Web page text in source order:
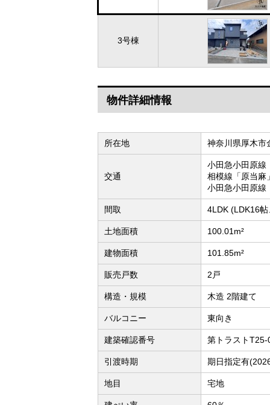
3号棟
物件詳細情報
所在地 神奈川県厚木市
交通
小田急小田原線
相模線「原当麻
小田急小田原線
間取 4LDK (LDK16
土地面積 100.01m²
建物面積 101.85m²
販売戸数 2戸
構造・規模 木造 2階建て
バルコニー 東向き
建築確認番号 第トラストT25-
引渡時期 期日指定有
地目 宅地